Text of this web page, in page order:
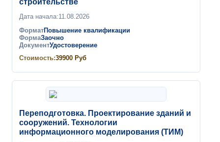
строительстве
Дата начала:11.08.2026
ФорматПовышение квалификации
ФормаЗаочно
ДокументУдостоверение
Стоимость:39900 Руб
Переподготовка. Проектирование зданий и
сооружений. Технологии
информационного моделирования (ТИМ)